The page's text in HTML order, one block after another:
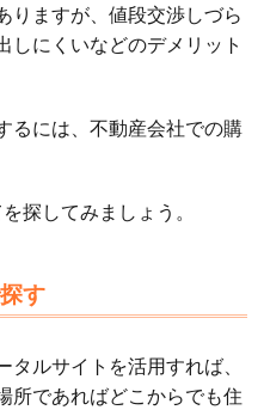
りますが、値段交渉しづら
しにくいなどのデメリット
るには、不動産会社での購
探してみましょう。
す
ルサイトを活用すれば、
所であればどこからでも住